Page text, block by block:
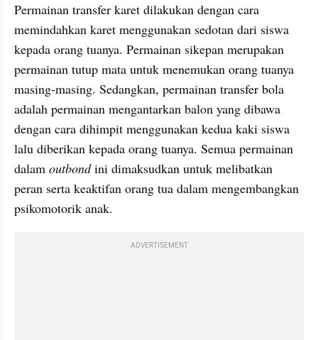
Permainan transfer karet dilakukan dengan cara
memindahkan karet menggunakan sedotan dari siswa
kepada orang tuanya. Permainan sikepan merupakan
permainan tutup mata untuk menemukan orang tuanya
masing-masing. Sedangkan, permainan transfer bola
adalah permainan mengantarkan balon yang dibawa
dengan cara dihimpit menggunakan kedua kaki siswa
lalu diberikan kepada orang tuanya. Semua permainan
dalam outbond ini dimaksudkan untuk melibatkan
peran serta keaktifan orang tua dalam mengembangkan
psikomotorik anak.
ADVERTISEMENT